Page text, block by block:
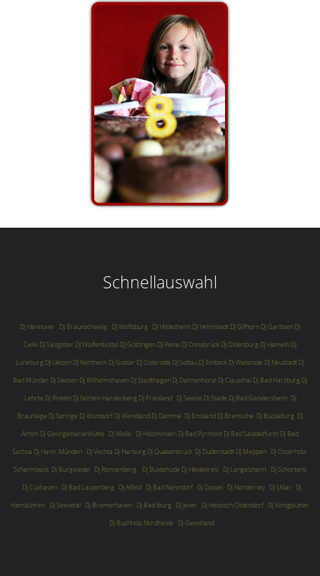
Schnellauswahl
DJ Hannover DJ Braunschweig DJ Wolfsburg DJ Hildesheim DJ Helmstedt DJ Gifhorn Dj Garbsen DJ
Celle DJ Salzgitter DJ Wolfenbüttel DJ Göttingen DJ Peine DJ Osnabrück Dj Oldenburg DJ Hameln DJ
Lüneburg DJ Uelzen DJ Northeim Dj Goslar DJ Osterode DJ Soltau Dj Einbeck Dj Walsrode Dj Neustadt Dj
Bad Münder Dj Seesen Dj Wilhelmshaven Dj Stadthagen Dj Delmenhorst Dj Clausthal Dj Bad Harzburg Dj
Lehrte Dj Rinteln Dj Nörten-Hardenberg Dj Friesland Dj Seelze Dj Stade Dj Bad Gandersheim Dj
Braunlage Dj Springe Dj Wunstorf Dj Wendland Dj Damme Dj Emsland Dj Bramsche Dj Bückeburg Dj
Achim Dj Georgsmarienhütte Dj Melle Dj Holzminden Dj Bad Pyrmont Dj Bad Salzdetfurth Dj Bad
Sachsa Dj Hann. Münden Dj Vechta Dj Harburg Dj Quakenbrück Dj Duderstadt Dj Meppen Dj Osterholz-
Scharmbeck Dj Burgwedel Dj Ronnenberg Dj Buxtehude Dj Heidekreis Dj Langelsheim
Dj Schortens
Dj Cuxhaven Dj Bad Lauterberg Dj Alfeld Dj Bad Nenndorf Dj Dassel Dj Norderney Dj Uslar
Dj
Hambühren Dj Seevetal Dj Bremerhaven Dj Bad Iburg Dj Jever Dj Hessisch Oldendorf Dj Königslutter
Dj Buchholz Nordheide Dj Geestland